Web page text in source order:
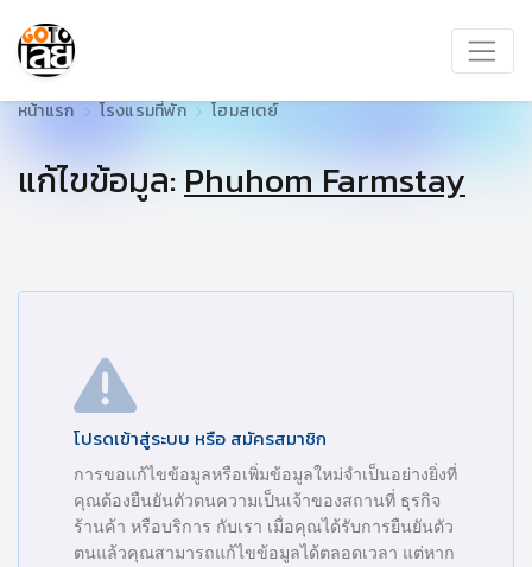
หน้าแรก โรงแรมที่พัก โฮมสเตย์
แก้ไขข้อมูล: Phuhom Farmstay
โปรดเข้าสู่ระบบ หรือ สมัครสมาชิก
การขอแก้ไขข้อมูลหรือเพิ่มข้อมูลใหม่จำเป็นอย่างยิ่งที่
คุณต้องยืนยันตัวตนความเป็นเจ้าของสถานที่ ธุรกิจ
ร้านค้า หรือบริการ กับเรา เมื่อคุณได้รับการยืนยันตัว
ตนแล้วคุณสามารถแก้ไขข้อมูลได้ตลอดเวลา แต่หาก